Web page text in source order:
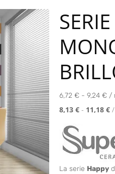
6,72 € - 9,24 € /
8,13 € - 11,18 €
La serie Happy